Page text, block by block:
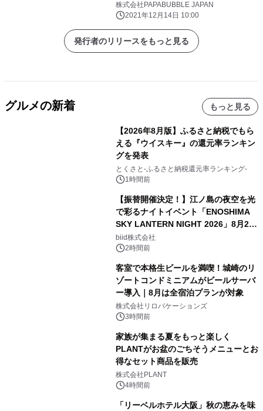
株式会社PAPABUBBLE JAPAN
2021年12月14日 10:00
発行者のリリースをもっと見る
グルメの新着 もっと見る
【2026年8月版】ふるさと納税でもら
える『ウイスキー』の還元率ランキン
グを発表
とくさと-ふるさと納税還元率ランキング-
1時間前
【振替開催決定！】江ノ島の夜空を光
で彩るナイトイベント「ENOSHIMA
SKY LANTERN NIGHT 2026」8月22
日(土)振替開催＆受付スタート！
biid株式会社
2時間前
客室で本格生ビールを満喫！城崎のリ
ゾートコンドミニアムがビールサーバ
ー導入｜8月は全宿泊プランが対象
株式会社リロバケーションズ
3時間前
家族が集まる夏をもっと楽しく
PLANTがお盆のごちそうメニューとお
得なセット商品を販売
株式会社PLANT
4時間前
「リーベルホテル大阪」秋の恵みを味